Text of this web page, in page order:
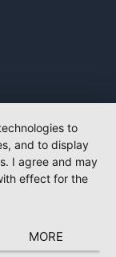
to
and to display
I agree and may
effect for the
MORE